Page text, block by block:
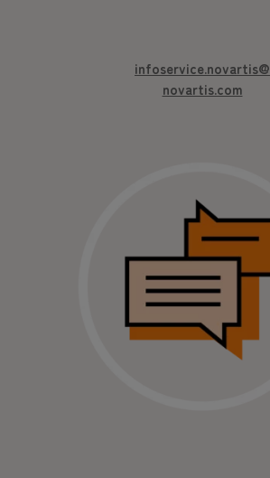
infoservice.novartis@
novartis.com